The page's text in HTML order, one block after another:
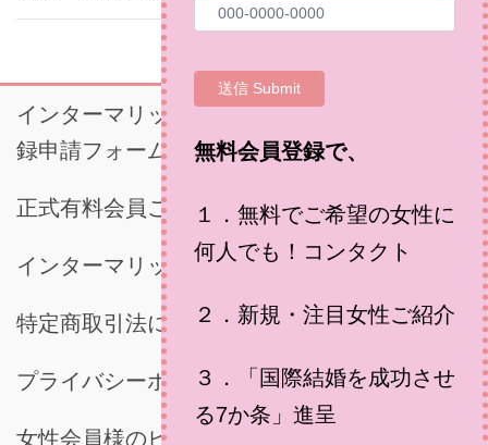
インターマリッジジャパン・正式有料会員登
録申請フォーム
正式有料会員ご登録時に必要な書類
インターマリッジジャパンご利用規約
特定商取引法に基づく表示
プライバシーポリシー
女性会員様のビデオメッセージ
無料会員登録で、
１．無料でご希望の女性に
何人でも！コンタクト
２．新規・注目女性ご紹介
３．「国際結婚を成功させ
る7か条」進呈